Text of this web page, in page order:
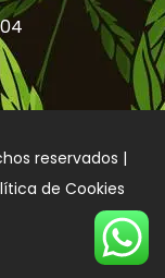
reservados |
de Cookies